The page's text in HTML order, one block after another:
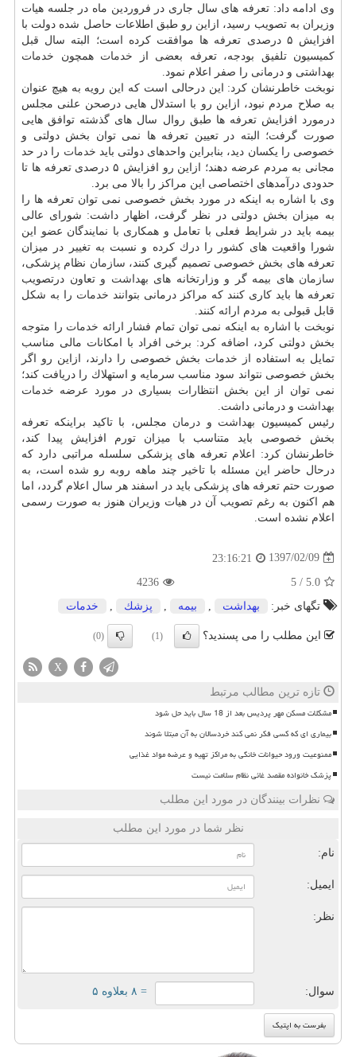
وی ادامه داد: تعرفه های سال جاری در فروردین ماه در جلسه هیات
وزیران به تصویب رسید، ازاین رو طبق اطلاعات حاصل شده دولت با
افزایش ۵ درصدی تعرفه ها موافقت كرده است؛ البته سال قبل
كمیسیون تلفیق بودجه، تعرفه بعضی از خدمات همچون خدمات
بهداشتی و درمانی را صفر اعلام نمود.
نوبخت خاطرنشان كرد: این درحالی است كه این رویه به هیچ عنوان
به صلاح مردم نبود، ازاین رو با استدلال هایی درصحن علنی مجلس
درمورد افزایش تعرفه ها طبق روال سال های گذشته توافق هایی
صورت گرفت؛ البته در تعیین تعرفه ها نمی توان بخش دولتی و
خصوصی را یكسان دید، بنابراین واحدهای دولتی باید خدمات را در حد
مجانی به مردم عرضه دهند؛ ازاین رو افزایش ۵ درصدی تعرفه ها تا
حدودی درآمدهای اختصاصی این مراكز را بالا می برد.
وی با اشاره به اینكه در مورد بخش خصوصی نمی توان تعرفه ها را
به میزان بخش دولتی در نظر گرفت، اظهار داشت: شورای عالی
بیمه باید در شرایط فعلی با تعامل و همكاری با نمایندگان عضو این
شورا واقعیت های كشور را درك كرده و نسبت به تغییر در میزان
تعرفه های بخش خصوصی تصمیم گیری كنند، سازمان نظام پزشكی،
سازمان های بیمه گر و وزارتخانه های بهداشت و تعاون درتصویب
تعرفه ها باید كاری كنند كه مراكز درمانی بتوانند خدمات را به شكل
قابل قبولی به مردم ارائه كنند.
نوبخت با اشاره به اینكه نمی توان تمام فشار ارائه خدمات را متوجه
بخش دولتی كرد، اضافه كرد: برخی افراد با امكانات مالی مناسب
تمایل به استفاده از خدمات بخش خصوصی را دارند، ازاین رو اگر
بخش خصوصی نتواند سود مناسب سرمایه و استهلاك را دریافت كند؛
نمی توان از این بخش انتظارات بسیاری در مورد عرضه خدمات
بهداشت و درمانی داشت.
رئیس كمیسیون بهداشت و درمان مجلس، با تاكید براینكه تعرفه
بخش خصوصی باید متناسب با میزان تورم افزایش پیدا كند،
خاطرنشان كرد: اعلام تعرفه های پزشكی سلسله مراتبی دارد كه
درحال حاضر این مسئله با تاخیر چند ماهه روبه رو شده است، به
صورت حتم تعرفه های پزشكی باید در اسفند هر سال اعلام گردد، اما
هم اكنون به رغم تصویب آن در هیات وزیران هنوز به صورت رسمی
اعلام نشده است.
1397/02/09
23:16:21
5.0
/
5
4236
تگهای خبر:
بهداشت بیمه پزشك خدمات
این مطلب را می پسندید؟ (1)
(0)
X
تازه ترین مطالب مرتبط
مشکلات مسکن مهر پردیس بعد از 18 سال باید حل شود
بیماری ای که کسی فکر نمی کند خردسالان به آن مبتلا شوند
ممنوعیت ورود حیوانات خانگی به مراکز تهیه و عرضه مواد غذایی
پزشک خانواده مقصد غائی نظام سلامت نیست
نظرات بینندگان در مورد این مطلب
نظر شما در مورد این مطلب
نام:
ایمیل:
نظر:
سوال: = ۸ بعلاوه ۵